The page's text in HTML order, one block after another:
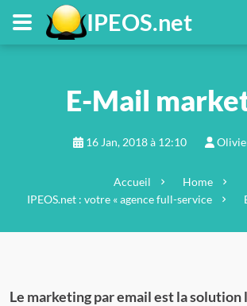
Menu principal
Contenu principal
Pied de page IPEOS.net
E-Mail
16 Jan, 2018 à 12:10
Accueil
Home
IPEOS.net : votre « agence full-service
Le marketing par email est la solution